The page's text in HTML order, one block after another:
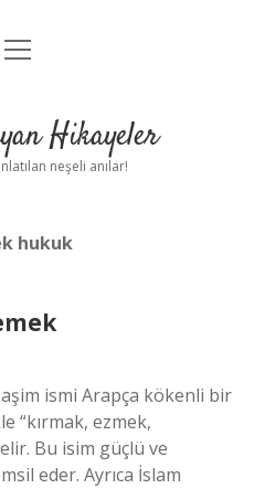
Uyarı
menüyü
Hikayeler
neşeli anılar!
hukuk
ismi Arapça kökenli bir
“kırmak, ezmek,
Bu isim güçlü ve
eder. Ayrıca İslam